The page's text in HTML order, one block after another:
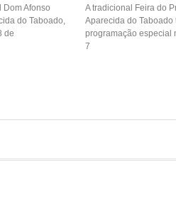
Dom Afonso
do Taboado,
de
A tradicional Feira do
Aparecida do Taboado
programação especial
7